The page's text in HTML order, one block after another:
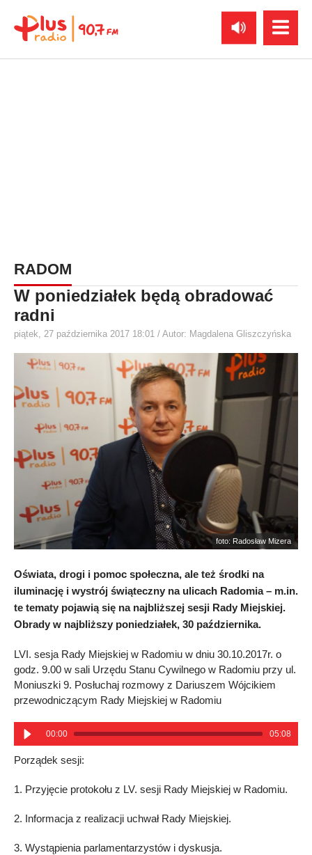
RADOM
W poniedziałek będą obradować
radni
piątek, 27 października 2017 18:01 / Autor: Magdalena Gliszczyńska
foto: Radosław Mizera
Oświata, drogi i pomoc społeczna, ale też środki na
iluminację i wystrój świąteczny na ulicach Radomia – m.in.
te tematy pojawią się na najbliższej sesji Rady Miejskiej.
Obrady w najbliższy poniedziałek, 30 października.
LVI. sesja Rady Miejskiej w Radomiu w dniu 30.10.2017r. o
godz. 9.00 w sali Urzędu Stanu Cywilnego w Radomiu przy ul.
Moniuszki 9. Posłuchaj rozmowy z Dariuszem Wójcikiem
przewodniczącym Rady Miejskiej w Radomiu
00:00 05:08
Porządek sesji:
1. Przyjęcie protokołu z LV. sesji Rady Miejskiej w Radomiu.
2. Informacja z realizacji uchwał Rady Miejskiej.
3. Wystąpienia parlamentarzystów i dyskusja.